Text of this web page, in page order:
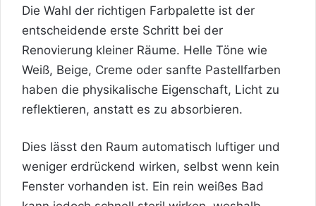
Die Wahl der richtigen Farbpalette ist der
entscheidende erste Schritt bei der
Renovierung kleiner Räume. Helle Töne wie
Weiß, Beige, Creme oder sanfte Pastellfarben
haben die physikalische Eigenschaft, Licht zu
reflektieren, anstatt es zu absorbieren.
Dies lässt den Raum automatisch luftiger und
weniger erdrückend wirken, selbst wenn kein
Fenster vorhanden ist. Ein rein weißes Bad